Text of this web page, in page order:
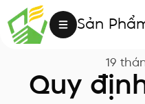
Sản
19
Quy